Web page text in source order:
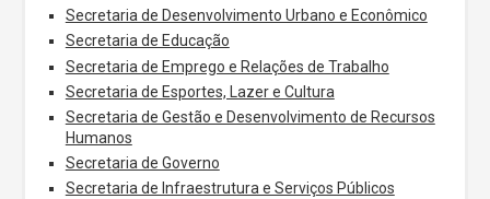
Secretaria de Desenvolvimento Urbano e Econômico
Secretaria de Educação
Secretaria de Emprego e Relações de Trabalho
Secretaria de Esportes, Lazer e Cultura
Secretaria de Gestão e Desenvolvimento de Recursos
Humanos
Secretaria de Governo
Secretaria de Infraestrutura e Serviços Públicos